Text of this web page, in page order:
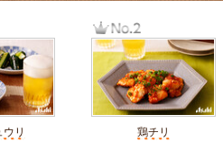
リ 鶏チリ